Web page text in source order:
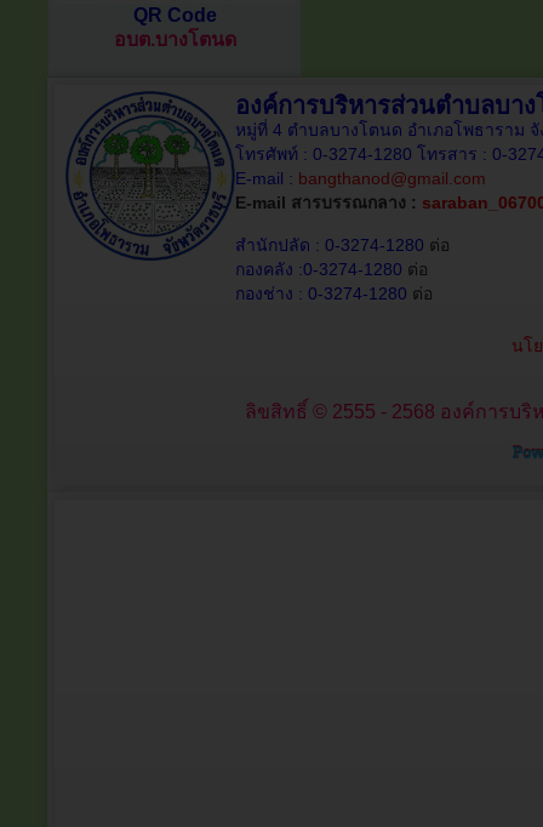
QR Code
อบต.บางโตนด
องค์การบริหารส่วนตำบลบา
หมู่ที่ 4 ตำบลบางโตนด อำเภอโพธาราม
โทรศัพท์ : 0-3274-1280 โทรสาร : 0-
E-mail : bangthanod@gmail.com
E-mail สารบรรณกลาง :
สำนักปลัด : 0-3274-1280 ต่อ
กองคลัง :0-3274-1280 ต่อ
กองช่าง : 0-3274-1280 ต่อ
นโ
ลิขสิทธิ์ © 2555 - 2568 องค์การบ